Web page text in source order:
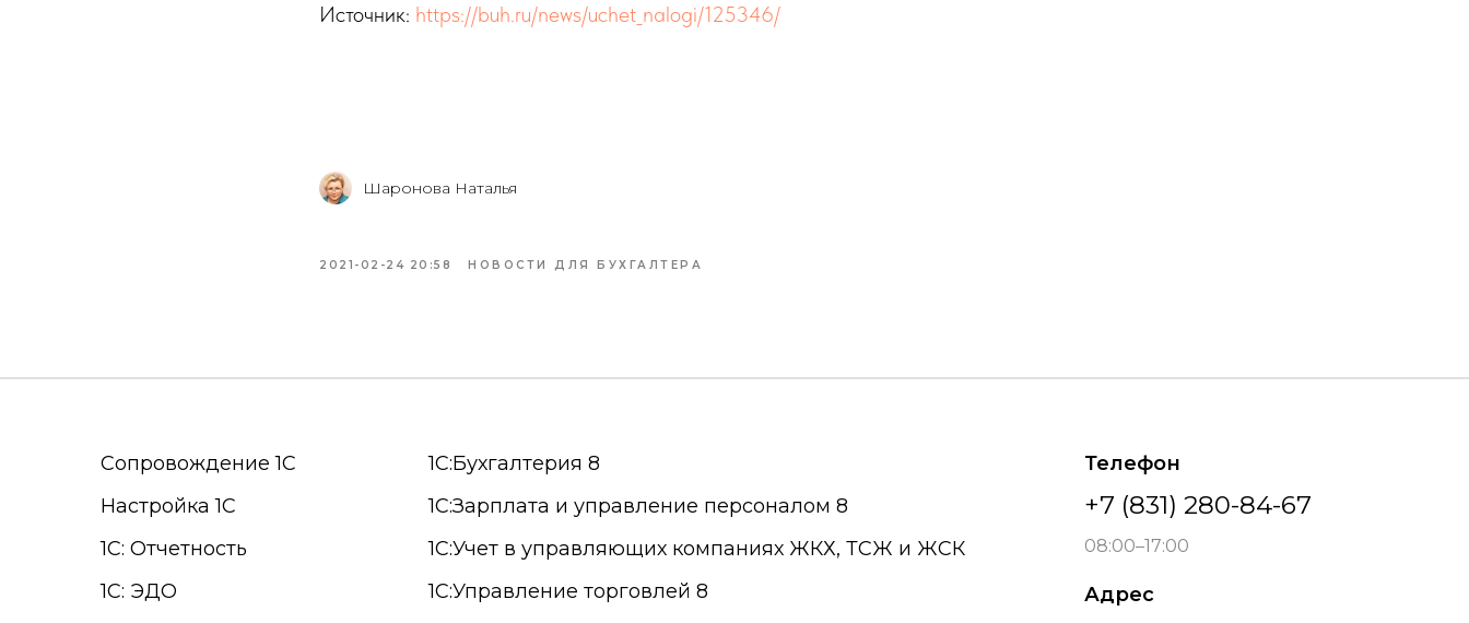
Источник: https://buh.ru/news/uchet_nalogi/125346/
Шаронова Наталья
2021-02-24 20:58 НОВОСТИ ДЛЯ БУХГАЛТЕРА
Сопровождение 1С
Настройка 1С
1С: Отчетность
1С: ЭДО
1С:Бухгалтерия 8
1С:Зарплата и управление персоналом 8
1С:Учет в управляющих компаниях ЖКХ, ТСЖ и ЖСК
1С:Управление торговлей 8
Телефон
+7 (831) 280-84-67
08:00–17:00
Адрес